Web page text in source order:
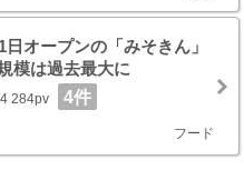
オープンの「みそきん」
模は過去最大に
284pv 4件
フード